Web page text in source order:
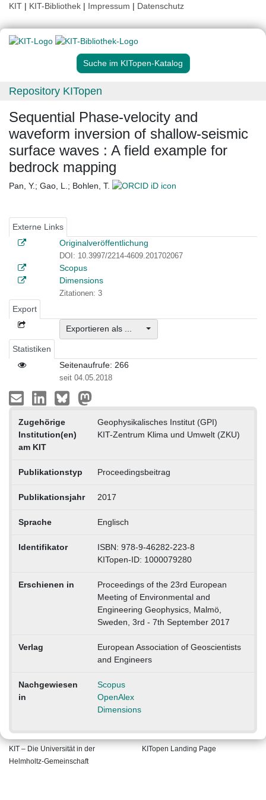
KIT | KIT-Bibliothek | Impressum | Datenschutz
Suche im KITopen-Katalog
Repository KITopen
Sequential Phase-velocity and
waveform inversion of shallow-seismic
surface waves : A field example for
bedrock mapping
Pan, Y.; Gao, L. ; Bohlen, T.
Externe Links
Originalveröffentlichung
DOI: 10.3997/2214-4609.201702067
Scopus
Dimensions
Zitationen: 3
Export
Exportieren als ...
Statistiken
Seitenaufrufe: 266
seit 04.05.2018
Zugehörige
Institution(en)
am KIT
Geophysikalisches Institut (GPI)
KIT-Zentrum Klima und Umwelt (ZKU)
Publikationstyp Proceedingsbeitrag
Publikationsjahr 2017
Sprache Englisch
Identifikator
ISBN: 978-9-46282-223-8
KITopen-ID: 1000079280
Erschienen in
Proceedings of the 23rd European
Meeting of Environmental and
Engineering Geophysics, Malmö,
Sweden, 3rd - 7th September 2017
Verlag
European Association of Geoscientists
and Engineers
Nachgewiesen
in
Scopus
OpenAlex
Dimensions
KIT – Die Universität in der
Helmholtz-Gemeinschaft
KITopen Landing Page